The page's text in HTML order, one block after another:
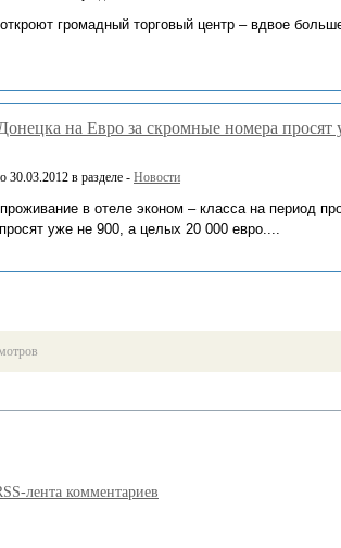
громадный торговый центр – вдвое
на Евро за скромные номера просят
30.03.2012 в разделе - Новости
в отеле эконом – класса на период
уже не 900, а целых 20 000 евро....
лента комментариев